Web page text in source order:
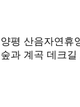
양평 산음자연휴
숲과 계곡 데크길